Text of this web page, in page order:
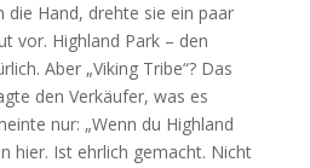
die Hand, drehte sie ein paar
vor. Highland Park – den
Aber „Viking Tribe“? Das
den Verkäufer, was es
nur: „Wenn du Highland
hier. Ist ehrlich gemacht. Nicht